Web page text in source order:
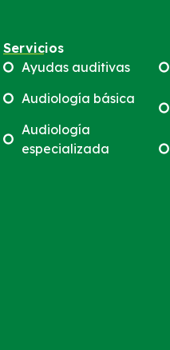
Servicios
Ayudas auditivas
Audiología básica
Audiología
especializada